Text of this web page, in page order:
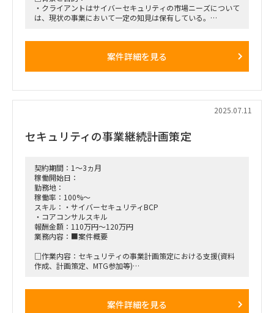
・クライアントはサイバーセキュリティの市場ニーズについて
は、現状の事業において一定の知見は保有している。
・ただ、事業規模拡大のために、これからは、システムを標準
・ゆえに、サイバーセキュリティの最新の市場ニーズ・技術動
向に関して深い知見を保有する専門家の意見を得たい。
■稼働開始日：2025/9/1 ～ 2025/12/31
8％(12時間 / 160時間））
■備考：実施見込み：クライアント提案段階
案件詳細を見る
2025.07.11
セキュリティの事業継続計画策定
契約期間：1～3ヵ月
稼働開始日：
勤務地：
稼働率：100%～
スキル：・サイバーセキュリティBCP
・コアコンサルスキル
報酬金額：110万円～120万円
業務内容：■案件概要
□作業内容：セキュリティの事業計画策定における支援(資料
作成、計画策定、MTG参加等)
案件詳細を見る